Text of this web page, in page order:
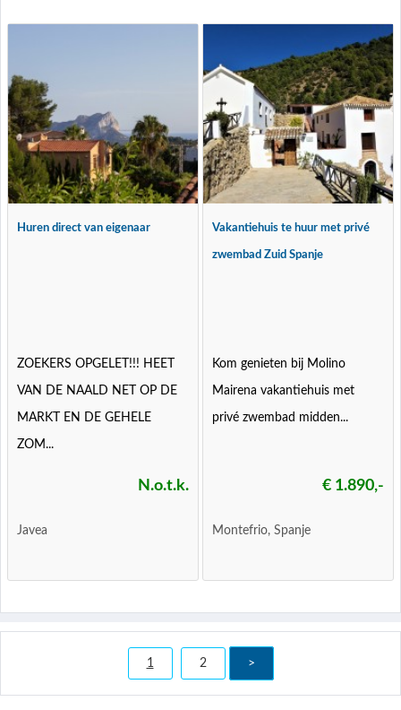
Huren direct van eigenaar
ZOEKERS OPGELET!!! HEET
VAN DE NAALD NET OP DE
MARKT EN DE GEHELE
ZOM...
N.o.t.k.
Javea
Vakantiehuis te huur met privé
zwembad Zuid Spanje
Kom genieten bij Molino
Mairena vakantiehuis met
privé zwembad midden...
€ 1.890,-
Montefrio, Spanje
1 2 >